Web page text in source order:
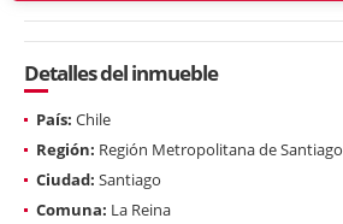
Detalles del inmueble
País: Chile
Región: Región Metropolitana de Santiago
Ciudad: Santiago
Comuna: La Reina